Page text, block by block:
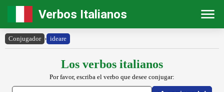
Verbos Italianos
Conjugador › ideare
Los verbos italianos
Por favor, escriba el verbo que desee conjugar: